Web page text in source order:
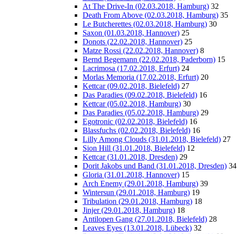
At The Drive-In (02.03.2018, Hamburg) 32
Death From Above (02.03.2018, Hamburg) 35
Le Butcherettes (02.03.2018, Hamburg) 30
Saxon (01.03.2018, Hannover) 25
Donots (22.02.2018, Hannover) 25
Matze Rossi (22.02.2018, Hannover) 8
Bernd Begemann (22.02.2018, Paderborn) 15
Lacrimosa (17.02.2018, Erfurt) 24
Morlas Memoria (17.02.2018, Erfurt) 20
Kettcar (09.02.2018, Bielefeld) 27
Das Paradies (09.02.2018, Bielefeld) 16
Kettcar (05.02.2018, Hamburg) 30
Das Paradies (05.02.2018, Hamburg) 29
Egotronic (02.02.2018, Bielefeld) 16
Blassfuchs (02.02.2018, Bielefeld) 16
Lilly Among Clouds (31.01.2018, Bielefeld) 27
Sion Hill (31.01.2018, Bielefeld) 12
Kettcar (31.01.2018, Dresden) 29
Dorit Jakobs und Band (31.01.2018, Dresden) 34
Gloria (31.01.2018, Hannover) 15
Arch Enemy (29.01.2018, Hamburg) 39
Wintersun (29.01.2018, Hamburg) 19
Tribulation (29.01.2018, Hamburg) 18
Jinjer (29.01.2018, Hamburg) 18
Antilopen Gang (27.01.2018, Bielefeld) 28
Leaves Eyes (13.01.2018, Lübeck) 32